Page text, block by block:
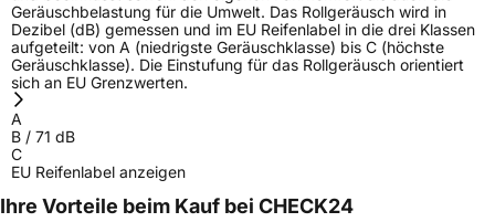
Geräuschbelastung für die Umwelt. Das Rollgeräusch wird in
Dezibel (dB) gemessen und im EU Reifenlabel in die drei Klassen
aufgeteilt: von A (niedrigste Geräuschklasse) bis C (höchste
Geräuschklasse). Die Einstufung für das Rollgeräusch orientiert
sich an EU Grenzwerten.
A
B / 71 dB
C
EU Reifenlabel anzeigen
Ihre Vorteile beim Kauf bei CHECK24